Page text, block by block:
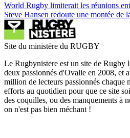
World Rugby limiterait les réunions
Steve Hansen redoute une montée de
Site du ministère du RUGBY
Le Rugbynistere est un site de Rugby
deux passionnés d'Ovalie en 2008, et
million de lecteurs passionnés chaque
efforts au quotidien pour que ce site
des coquilles, ou des manquements à
on n'est pas bien méchant !